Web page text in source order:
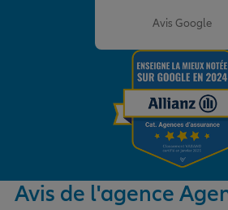
Transmission
Départ à la retraite
Préparer l’avenir
Assurance habitation
Le Pack Famille
Garantie des accidents de la vie
Allianz en France
Avis Google
Avis de l'agence